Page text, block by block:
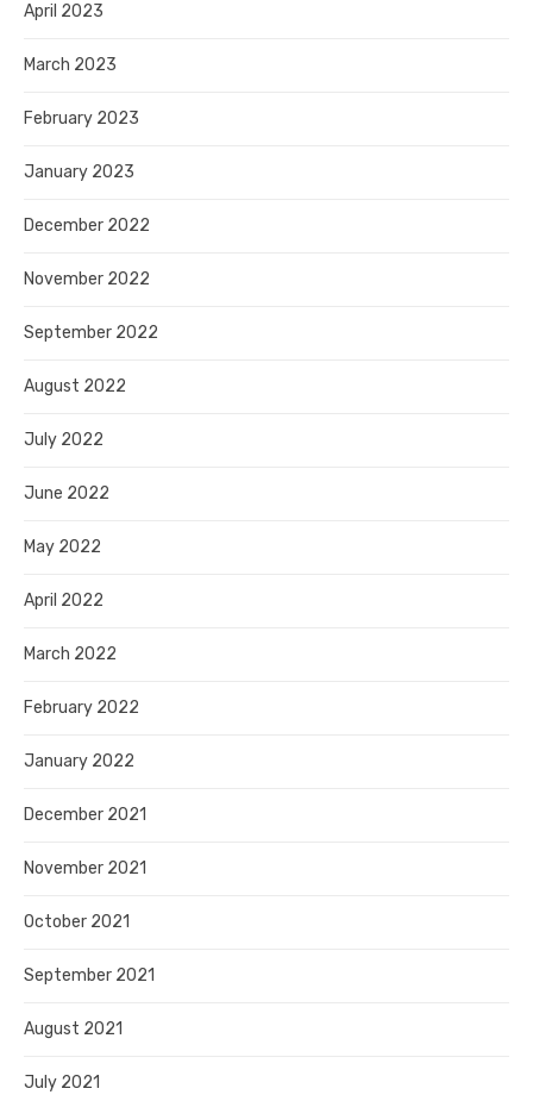
April 2023
March 2023
February 2023
January 2023
December 2022
November 2022
September 2022
August 2022
July 2022
June 2022
May 2022
April 2022
March 2022
February 2022
January 2022
December 2021
November 2021
October 2021
September 2021
August 2021
July 2021